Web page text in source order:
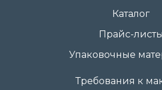
Каталог
Прайс-листы
Упаковочные
Требования к